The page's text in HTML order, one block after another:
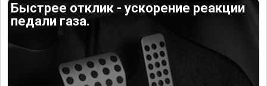
Быстрее отклик - ускорение реакции
педали газа.